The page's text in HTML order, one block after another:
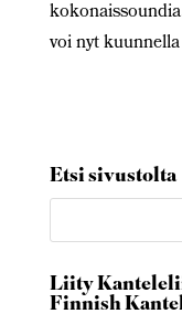
voi nyt
Etsi sivustolta
Liity
Finnish